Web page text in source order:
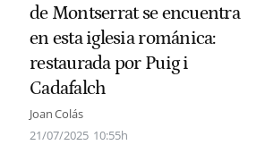
de Montserrat se encuentra
en esta iglesia románica:
restaurada por Puig i
Cadafalch
Joan Colás
21/07/2025 10:55h